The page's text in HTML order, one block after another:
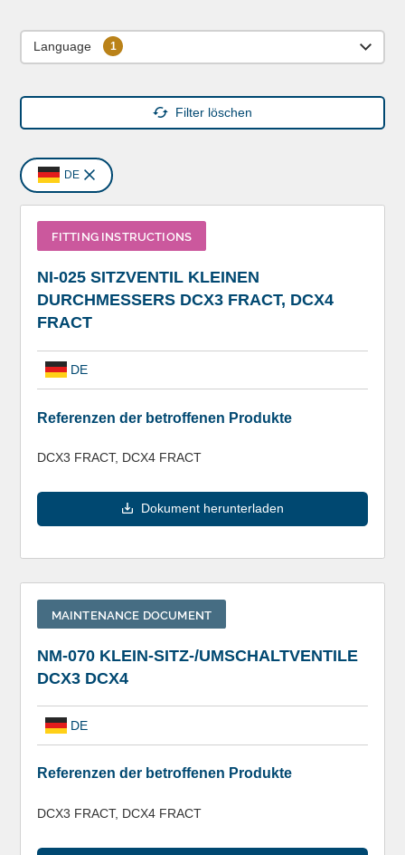
Language
Filter löschen
DE
FITTING INSTRUCTIONS
NI-025 SITZVENTIL KLEINEN
DURCHMESSERS DCX3 FRACT, DCX4
FRACT
DE
Referenzen der betroffenen Produkte
DCX3 FRACT, DCX4 FRACT
Dokument herunterladen
MAINTENANCE DOCUMENT
NM-070 KLEIN-SITZ-/UMSCHALTVENTILE
DCX3 DCX4
DE
Referenzen der betroffenen Produkte
DCX3 FRACT, DCX4 FRACT